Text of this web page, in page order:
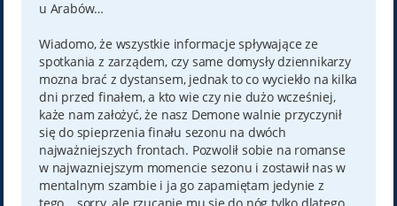
u Arabów…
Wiadomo, że wszystkie informacje spływające ze
spotkania z zarządem, czy same domysły dziennikarzy
mozna brać z dystansem, jednak to co wyciekło na kilka
dni przed finałem, a kto wie czy nie dużo wcześniej,
każe nam założyć, że nasz Demone walnie przyczynił
się do spieprzenia finału sezonu na dwóch
najważniejszych frontach. Pozwolił sobie na romanse
w najwazniejszym momencie sezonu i zostawił nas w
mentalnym szambie i ja go zapamiętam jedynie z
tego… sorry, ale rzucanie mu się do nóg tylko dlatego,